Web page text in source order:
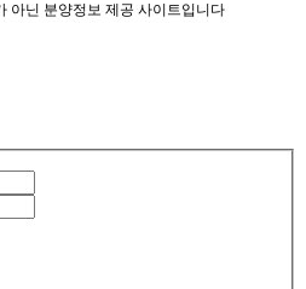
아닌 분양정보 제공 사이트입니다